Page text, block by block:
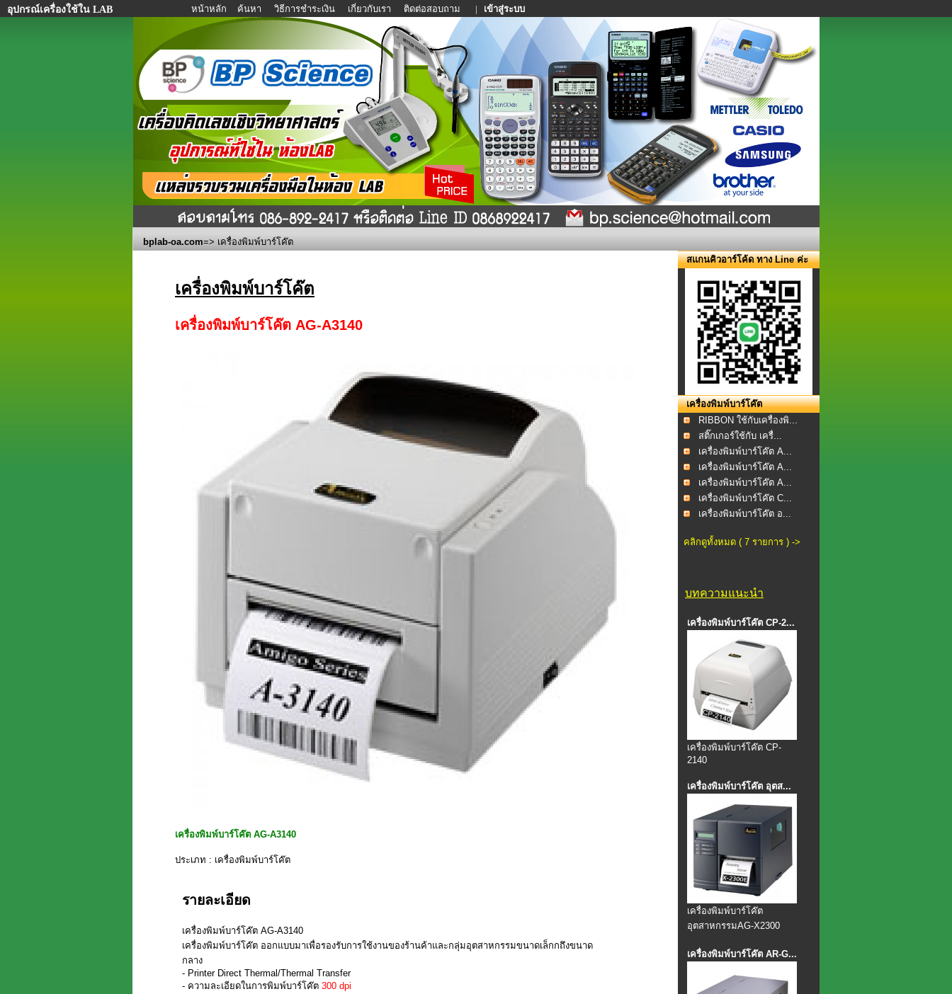
อุปกรณ์เครื่องใช้ใน LAB หน้าหลัก ค้นหา วิธีการชำระเงิน เกี่ยวกับเรา ติดต่อสอบถาม | เข้าสู่ระบบ
bplab-oa.com=> เครื่องพิมพ์บาร์โค๊ต
เครื่องพิมพ์บาร์โค๊ต
เครื่องพิมพ์บาร์โค๊ต AG-A3140
เครื่องพิมพ์บาร์โค๊ต AG-A3140
ประเภท : เครื่องพิมพ์บาร์โค๊ต
รายละเอียด
เครื่องพิมพ์บาร์โค๊ต AG-A3140
เครื่องพิมพ์บาร์โค๊ต ออกแบบมาเพื่อรองรับการใช้งานของร้านค้าและกลุ่มอุตสาหกรรมขนาดเล็กกถึงขนาด
กลาง
- Printer Direct Thermal/Thermal Transfer
- ความละเอียดในการพิมพ์บาร์โค๊ต 300 dpi
สแกนคิวอาร์โค้ด ทาง Line ค่ะ
เครื่องพิมพ์บาร์โค๊ต
RIBBON ใช้กับเครื่องพิ...
สติ๊กเกอร์ใช้กับ เครื่...
เครื่องพิมพ์บาร์โค๊ต A...
เครื่องพิมพ์บาร์โค๊ต A...
เครื่องพิมพ์บาร์โค๊ต A...
เครื่องพิมพ์บาร์โค๊ต C...
เครื่องพิมพ์บาร์โค๊ต อ...
คลิกดูทั้งหมด ( 7 รายการ ) ->
บทความแนะนำ
เครื่องพิมพ์บาร์โค๊ต CP-2...
เครื่องพิมพ์บาร์โค๊ต CP-
2140
เครื่องพิมพ์บาร์โค๊ต อุตส...
เครื่องพิมพ์บาร์โค๊ต
อุตสาหกรรมAG-X2300
เครื่องพิมพ์บาร์โค๊ต AR-G...